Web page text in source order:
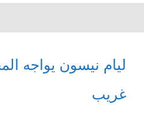
ليام نيسون يواجه
غريب